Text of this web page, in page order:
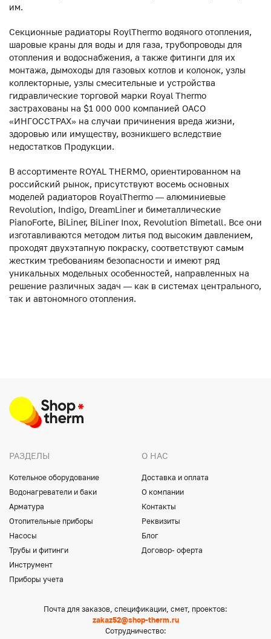
им.
Секционные радиаторы RoylThermo водяного отопления,
шаровые краны для воды и для газа, трубопроводы для
отопления и водоснабжения, а также фитинги для их
монтажа, дымоходы для газовых котлов и колонок, узлы
коллекторные, узлы смесительные и устройства
гидравлические торговой марки Royal Thermo
застрахованы на $1 000 000 компанией ОАСО
«ИНГОССТРАХ» на случаи причинения вреда жизни,
здоровью или имуществу, возникшего вследствие
недостатков Продукции.
В ассортименте ROYAL THERMO, ориентированном на
российский рынок, присутствуют восемь основных
моделей радиаторов RoyalThermo — алюминиевые
Revolution, Indigo, DreamLiner и биметаллические
PianoForte, BiLiner, BiLiner Inox, Revolution Bimetall. Все они
изготавливаются методом литья под высоким давлением,
проходят двухэтапную покраску, соответствуют самым
жестким требованиям безопасности и имеют ряд
уникальных модельных особенностей, направленных на
решение различных задач — как в системах центрального,
так и автономного отопления.
РАЗДЕЛЫ
Котельное оборудование
Водонагреватели и баки
Арматура
Отопительные приборы
Насосы
Трубы и фитинги
Инструмент
Приборы учета
О НАС
Доставка и оплата
О компании
Контакты
Реквизиты
Блог
Договор- оферта
Почта для заказов, спецификации, смет, проектов:
zakaz52@shop-therm.ru
Сотрудничество: